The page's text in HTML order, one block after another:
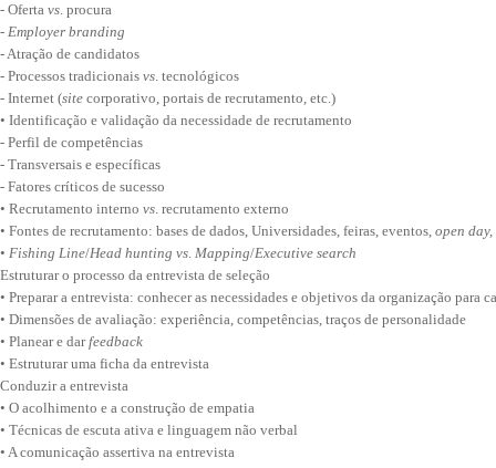
- Oferta vs. procura
- Employer branding
- Atração de candidatos
- Processos tradicionais vs. tecnológicos
- Internet (site corporativo, portais de recrutamento, etc.)
• Identificação e validação da necessidade de recrutamento
- Perfil de competências
- Transversais e específicas
- Fatores críticos de sucesso
• Recrutamento interno vs. recrutamento externo
• Fontes de recrutamento: bases de dados, Universidades, feiras, eventos, open day,
• Fishing Line/Head hunting vs. Mapping/Executive search
Estruturar o processo da entrevista de seleção
• Preparar a entrevista: conhecer as necessidades e objetivos da organização para
• Dimensões de avaliação: experiência, competências, traços de personalidade
• Planear e darfeedback
• Estruturar uma ficha da entrevista
Conduzir a entrevista
• O acolhimento e a construção de empatia
• Técnicas de escuta ativa e linguagem não verbal
• A comunicação assertiva na entrevista